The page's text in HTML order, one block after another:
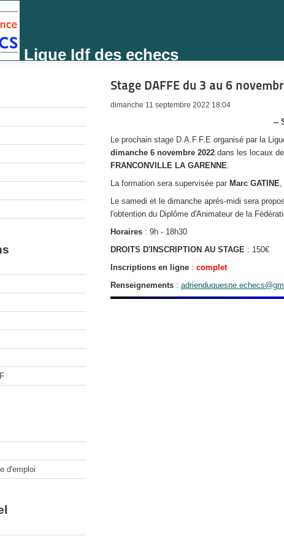
Ligue Idf des echecs
d'emploi
Stage DAFFE du 3 au 6
dimanche 11 septembre 2022 18:04
--
Le prochain stage D.A.F.F.E organisé par la
dimanche 6 novembre 2022 dans les locaux de
FRANCONVILLE LA GARENNE.
La formation sera supervisée par Marc GATINE,
Le samedi et le dimanche après-midi sera
l'obtention du Diplôme d'Animateur de la
Horaires: 9h - 18h30
DROITS D'INSCRIPTION AU STAGE: 150€
Inscriptions en ligne: complet
Renseignements: